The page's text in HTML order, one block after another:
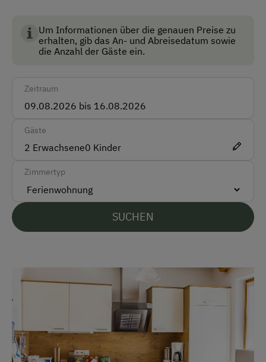
Zug
Barzahlung
Vor Ort gesprochene Sprachen
Deutsch
Englisch
Motorradunterstellraum
Radunterstellmöglichkeit
Am Betrieb
Familienanschluss
Standards für Umwelt, Tierwohl und
Lebensmittelqualität.
Um Informationen über die genauen Preise zu
erhalten, gib das An- und Abreisedatum sowie
die Anzahl der Gäste ein.
Zeitraum
Gäste
2 Erwachsene0 Kinder
Zimmertyp
SUCHEN